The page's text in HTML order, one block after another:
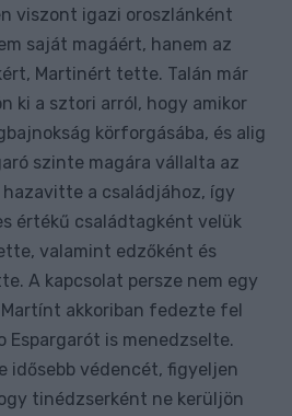
viszont igazi oroszlánként
saját magáért, hanem az
Martinért tette. Talán már
ki a sztori arról, hogy amikor
körforgásába, és alig
szinte magára vállalta az
a családjához, így
értékű családtagként velük
valamint edzőként és
A kapcsolat persze nem egy
akkoriban fedezte fel
Espargarót is menedzselte.
idősebb védencét, figyeljen
tinédzserként ne kerüljön